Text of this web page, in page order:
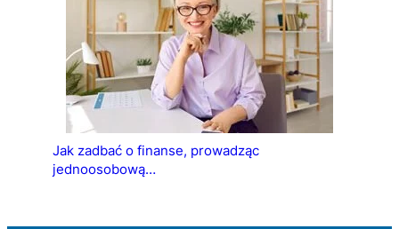
Jak zadbać o finanse, prowadząc
jednoosobową…